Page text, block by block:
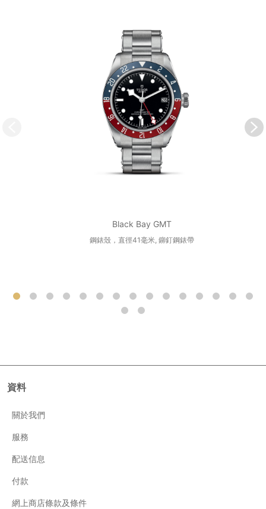
Black Bay GMT
鋼錶殼，直徑41毫米, 鉚釘鋼錶帶
資料
關於我們
服務
配送信息
付款
網上商店條款及條件